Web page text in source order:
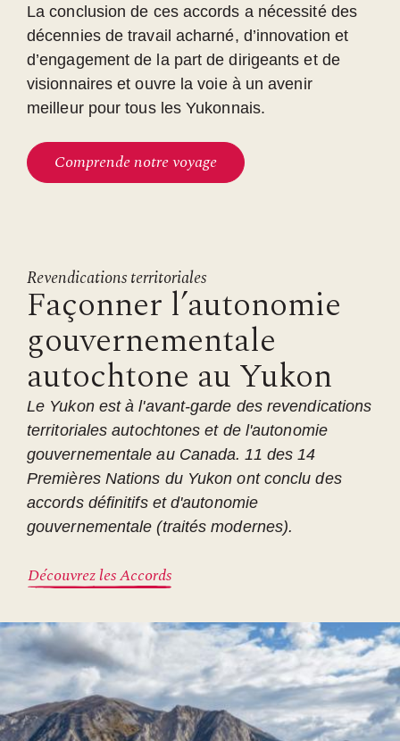
La conclusion de ces accords a nécessité des
décennies de travail acharné, d’innovation et
d’engagement de la part de dirigeants et de
visionnaires et ouvre la voie à un avenir
meilleur pour tous les Yukonnais.
Comprende notre voyage
Revendications territoriales
Façonner l’autonomie
gouvernementale
autochtone au Yukon
Le Yukon est à l'avant-garde des revendications
territoriales autochtones et de l'autonomie
gouvernementale au Canada. 11 des 14
Premières Nations du Yukon ont conclu des
accords définitifs et d'autonomie
gouvernementale (traités modernes).
Découvrez les Accords